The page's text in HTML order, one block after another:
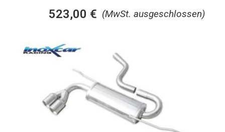
(MwSt. ausgeschlossen)
523,00 €